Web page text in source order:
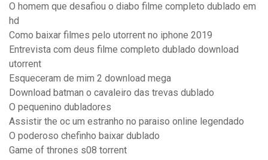
O homem que desafiou o diabo filme completo dublado em
hd
Como baixar filmes pelo utorrent no iphone 2019
Entrevista com deus filme completo dublado download
utorrent
Esqueceram de mim 2 download mega
Download batman o cavaleiro das trevas dublado
O pequenino dubladores
Assistir the oc um estranho no paraiso online legendado
O poderoso chefinho baixar dublado
Game of thrones s08 torrent